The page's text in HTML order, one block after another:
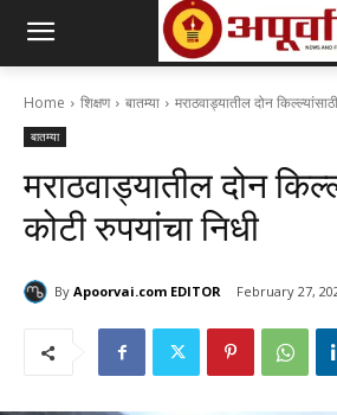
Home शिक्षण बातम्या मराठवाड्यातील दोन
बातम्या
मराठवाड्यातील दोन
कोटी रुपयांचा निधी
By Apoorvai.com EDITOR February 27,